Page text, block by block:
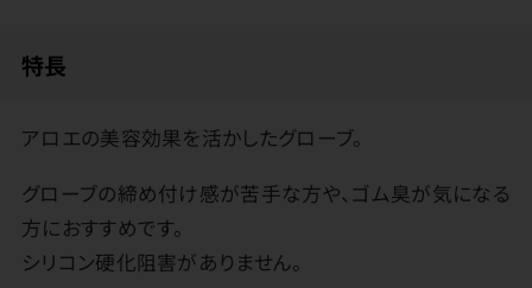
特長
アロエの美容効果を活かしたグローブ。
グローブの締め付け感が苦手な方や、ゴム臭が気になる
方におすすめです。
シリコン硬化阻害がありません。